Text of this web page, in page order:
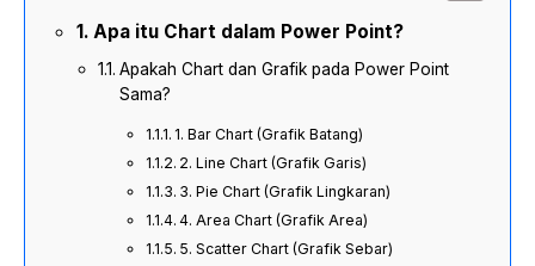
Apa itu Chart dalam Power Point?
Apakah Chart dan Grafik pada Power Point
Sama?
1. Bar Chart (Grafik Batang)
2. Line Chart (Grafik Garis)
3. Pie Chart (Grafik Lingkaran)
4. Area Chart (Grafik Area)
5. Scatter Chart (Grafik Sebar)